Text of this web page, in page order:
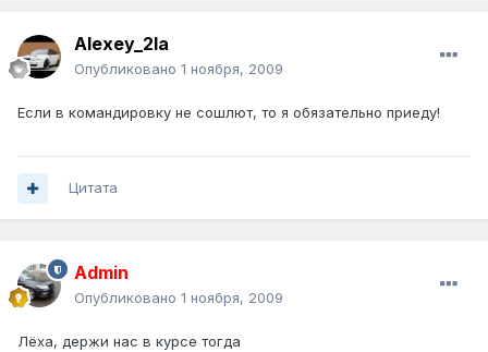
Alexey_2la
Опубликовано 1 ноября, 2009
Если в командировку не сошлют, то я обязательно приеду!
Цитата
Admin
Опубликовано 1 ноября, 2009
Лёха, держи нас в курсе тогда